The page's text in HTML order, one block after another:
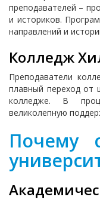
преподавателей –
и историков.
направлений и
Колледж
Преподаватели
плавный переход от
колледже. В
великолепную
Почему